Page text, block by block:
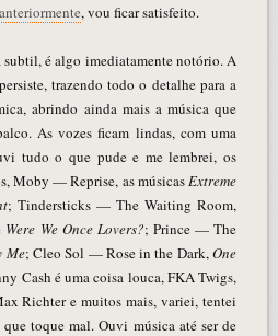
anteriormente, vou ficar satisfeito.
subtil, é algo imediatamente notório. A
trazendo todo o detalhe para a
abrindo ainda mais a música que
As vozes ficam lindas, com uma
tudo o que pude e me lembrei, os
Moby — Reprise, as músicasExtreme
; Tindersticks — The Waiting Room,
Were We Once Lovers?; Prince — The
Me; Cleo Sol — Rose in the Dark,One
Cash é uma coisa louca, FKA Twigs,
Richter e muitos mais, variei, tentei
toque mal. Ouvi música até ser de